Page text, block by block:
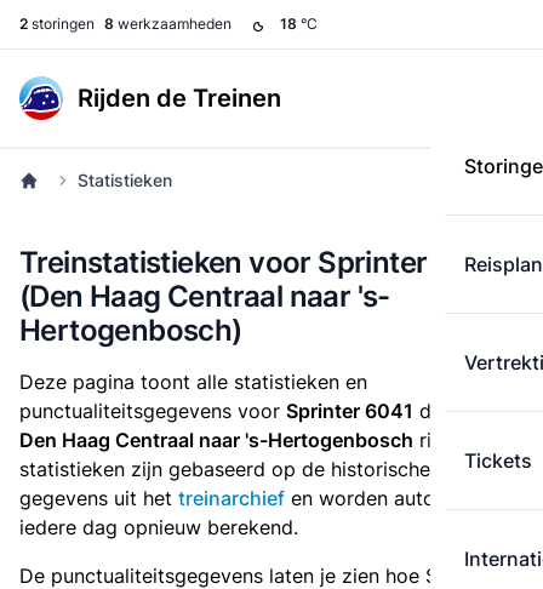
2 storingen 8 werkzaamheden 18 °C
Rijden de Treinen
Tickets
Statistieken
Treinstatistieken voor Sprinter 6041
(Den Haag Centraal naar 's-
Hertogenbosch)
Deze pagina toont alle statistieken en
punctualiteitsgegevens voor Sprinter 6041 dievan
Den Haag Centraal naar 's-Hertogenbosch rijdt. Deze
statistieken zijn gebaseerd op de historische
gegevens uit het treinarchief en worden automatisch
iedere dag opnieuw berekend.
De punctualiteitsgegevens laten je zien hoe Sprinter